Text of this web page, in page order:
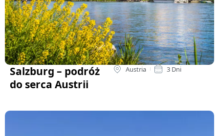
Salzburg – podróż
do serca Austrii
Austria 3 Dni